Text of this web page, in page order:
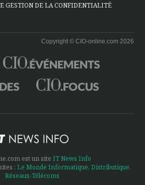
GESTION DE LA CONFIDENTIALITÉ
Copyright © CIO-online.com 2026
est un site IT News Info
: Le Monde Informatique, Distributique,
Réseaux-Télécoms